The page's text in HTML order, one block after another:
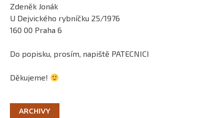
Zdeněk Jonák
U Dejvického rybníčku 25/1976
160 00 Praha 6
Do popisku, prosím, napiště PATECNICI
Děkujeme!
ARCHIVY